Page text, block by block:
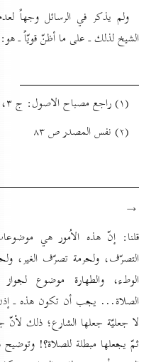
ولم يذكر في الرسائل وجهاً
الشيخ لذلك ـ على ما أظنّ قويّاً ـ هو:
(۱) راجع مصباح الاصول: ج ۳، ص ۸۲
(۲) نفس المصدر ص ۸۳
→
قلنا: إنّ هذه الاُمور هي
التصرّف، ولحرمة تصرّف الغير،
الوطء، والطهارة موضوع
الصلاة... يجب أن تكون هذه ـ
لا جعليّة جعلها الشارع؛ ذلك لأنّ
ثمّ يجعلها مبطلة للصلاة؟!